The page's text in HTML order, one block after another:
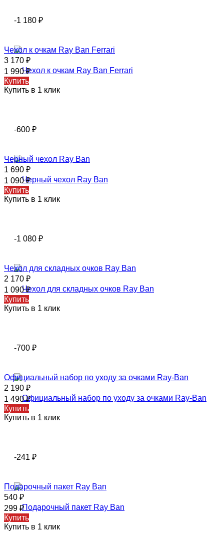
-1 180 ₽
Чехол к очкам Ray Ban Ferrari
3 170 ₽
1 990₽
Купить
Купить в 1 клик
-600 ₽
Черный чехол Ray Ban
1 690 ₽
1 090₽
Купить
Купить в 1 клик
-1 080 ₽
Чехол для складных очков Ray Ban
2 170 ₽
1 090₽
Купить
Купить в 1 клик
-700 ₽
Официальный набор по уходу за очками Ray-Ban
2 190 ₽
1 490₽
Купить
Купить в 1 клик
-241 ₽
Подарочный пакет Ray Ban
540 ₽
299 ₽
Купить
Купить в 1 клик